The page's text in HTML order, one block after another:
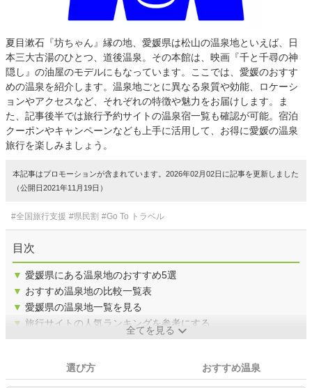
夏目漱石『坊ちゃん』縁の地、愛媛県は松山の温泉地といえば、日
本三大古湯のひとつ、道後温泉。その本館は、映画『千と千尋の神
隠し』の油屋のモデルにもなっています。ここでは、愛媛のおすす
めの温泉を紹介します。温泉地ごとに異なる泉質や効能、ロケーシ
ョンやアクセスなど、それぞれの特徴や魅力をお届けします。ま
た、記事後半では旅行予約サイトの温泉宿一覧も確認が可能。宿泊
クーポンやキャンペーンなども上手に活用して、お得に愛媛の温泉
旅行を楽しみましょう。
本記事はプロモーションが含まれています。2026年02月02日に記事を更新しました
（公開日2021年11月19日）
#全国旅行支援 #県民割 #Go To トラベル
目次
▼ 愛媛県にある温泉地のおすすめ5選
▼ おすすめ温泉地の比較一覧表
▼ 愛媛県の温泉地一覧を見る
▼ 旅行サイトの人気ランキングを参考にする
全てを見る
選び方 おすすめ温泉